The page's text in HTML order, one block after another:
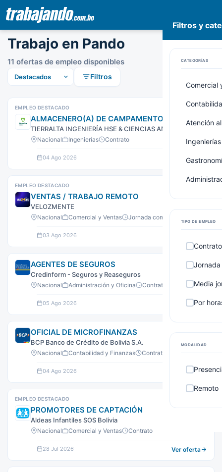
principal
Trabajo en Pando
Filtros y
CATEGORÍAS
Comercial
Atención
Ingenierías
TIPO DE EMPLEO
Contrato
Media
Por
MODALIDAD
Remoto
11 ofertas de empleo disponibles
Filtros
EMPLEO DESTACADO
ALMACENERO(A) DE CAMPAMENTO
Nacional Ingenierías Contrato
04 Ago 2026 Ver oferta
EMPLEO DESTACADO
VENTAS / TRABAJO REMOTO
VELOZMENTE
Nacional Comercial y Ventas Jornada completa
03 Ago 2026
AGENTES DE SEGUROS
Credinform - Seguros y Reaseguros
Nacional Administración y Oficina Contrato
05 Ago 2026 Ver oferta
OFICIAL DE MICROFINANZAS
BCP Banco de Crédito de Bolivia S.A.
Nacional Contabilidad y Finanzas Contrato
04 Ago 2026 Ver oferta
EMPLEO DESTACADO
PROMOTORES DE CAPTACIÓN
Aldeas Infantiles SOS Bolivia
Nacional Comercial y Ventas Contrato
28 Jul 2026 Ver oferta